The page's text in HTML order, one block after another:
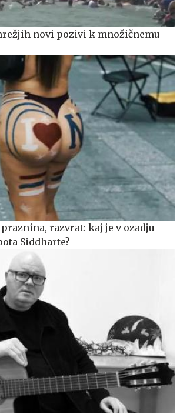
novi pozivi k množičnemu
razvrat: kaj je v ozadju
Siddharte?